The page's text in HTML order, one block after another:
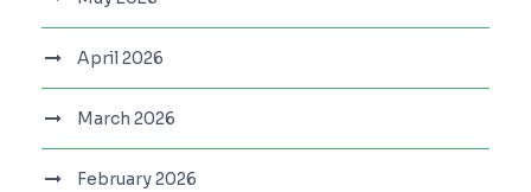
April 2026
March 2026
February 2026